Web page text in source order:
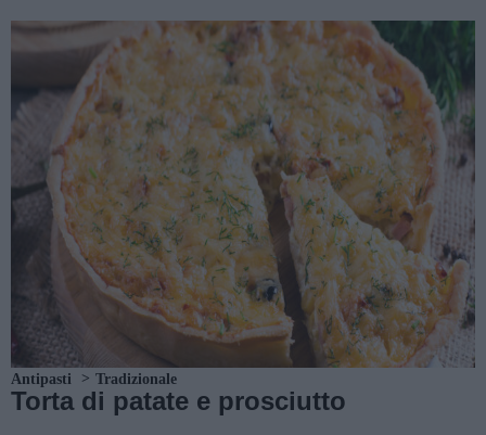
Antipasti Tradizionale
Torta di patate e prosciutto